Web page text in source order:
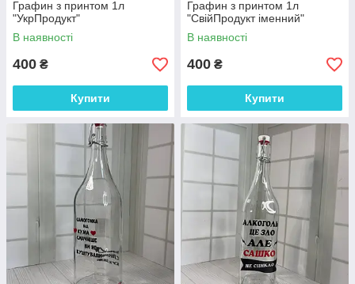
Графин з принтом 1л
"УкрПродукт"
В наявності
400 ₴
Купити
Графин з принтом 1л
"СвійПродукт іменний"
В наявності
400 ₴
Купити